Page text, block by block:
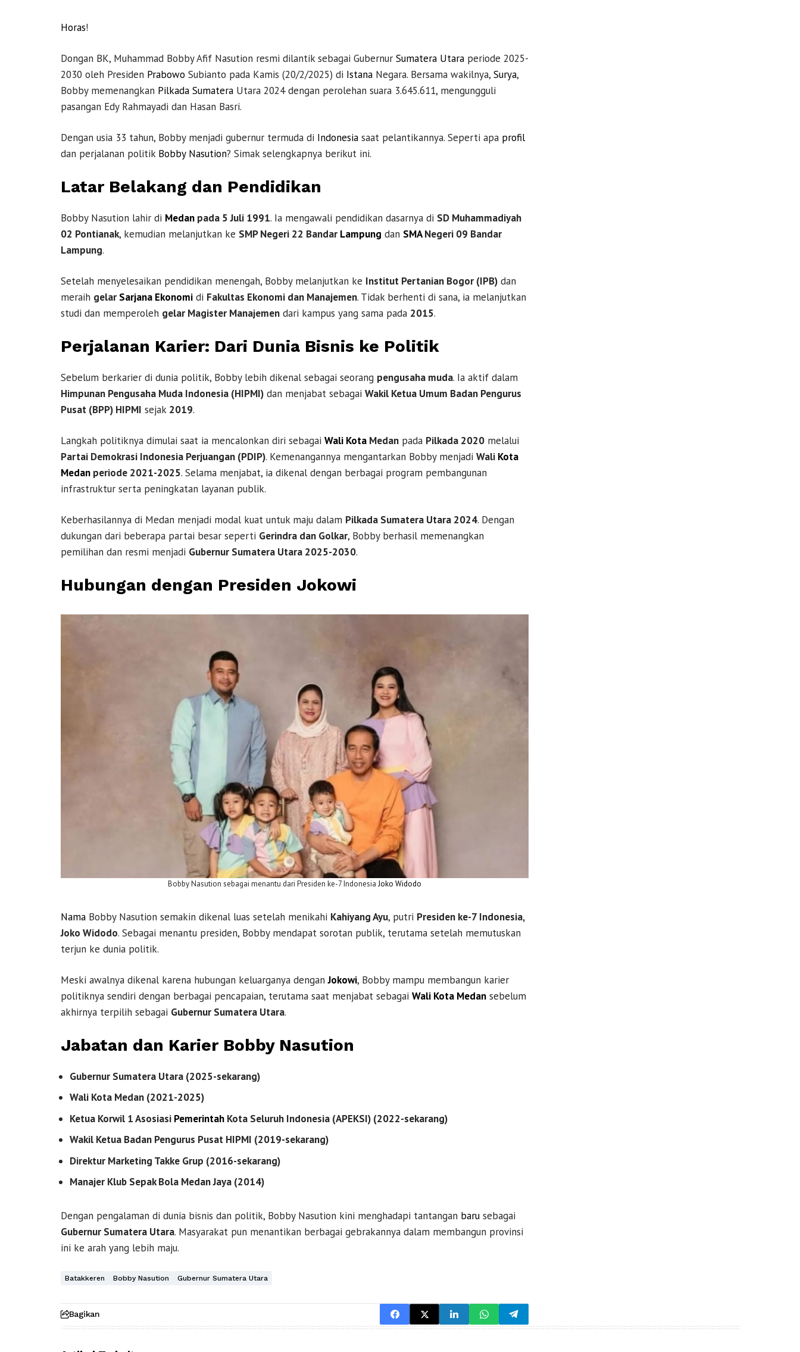
Horas!
Dongan BK, Muhammad Bobby Afif Nasution resmi dilantik sebagai Gubernur Sumatera Utara periode 2025-
2030 oleh Presiden Prabowo Subianto pada Kamis (20/2/2025) di Istana Negara. Bersama wakilnya, Surya,
Bobby memenangkan Pilkada Sumatera Utara 2024 dengan perolehan suara 3.645.611, mengungguli
pasangan Edy Rahmayadi dan Hasan Basri.
Dengan usia 33 tahun, Bobby menjadi gubernur termuda di Indonesia saat pelantikannya. Seperti apa profil
dan perjalanan politik Bobby Nasution? Simak selengkapnya berikut ini.
Latar Belakang dan Pendidikan
Bobby Nasution lahir di Medan pada 5 Juli 1991. Ia mengawali pendidikan dasarnya di SD Muhammadiyah
02 Pontianak, kemudian melanjutkan ke SMP Negeri 22 Bandar Lampung dan SMANegeri 09 Bandar
Lampung.
Setelah menyelesaikan pendidikan menengah, Bobby melanjutkan ke Institut Pertanian Bogor (IPB) dan
meraih gelar Sarjana Ekonomi di Fakultas Ekonomi dan Manajemen. Tidak berhenti di sana, ia melanjutkan
studi dan memperoleh gelar Magister Manajemen dari kampus yang sama pada 2015.
Perjalanan Karier: Dari Dunia Bisnis ke Politik
Sebelum berkarier di dunia politik, Bobby lebih dikenal sebagai seorang pengusaha muda. Ia aktif dalam
Himpunan Pengusaha Muda Indonesia (HIPMI) dan menjabat sebagai Wakil Ketua Umum Badan Pengurus
Pusat (BPP) HIPMI sejak 2019.
Langkah politiknya dimulai saat ia mencalonkan diri sebagai Wali Kota Medan pada Pilkada 2020 melalui
Partai Demokrasi Indonesia Perjuangan (PDIP). Kemenangannya mengantarkan Bobby menjadi Wali Kota
Medan periode 2021-2025. Selama menjabat, ia dikenal dengan berbagai program pembangunan
infrastruktur serta peningkatan layanan publik.
Keberhasilannya di Medan menjadi modal kuat untuk maju dalam Pilkada Sumatera Utara 2024. Dengan
dukungan dari beberapa partai besar seperti Gerindra dan Golkar, Bobby berhasil memenangkan
pemilihan dan resmi menjadi Gubernur Sumatera Utara 2025-2030.
Hubungan dengan Presiden Jokowi
Bobby Nasution sebagai menantu dari Presiden ke-7 Indonesia Joko Widodo
Nama Bobby Nasution semakin dikenal luas setelah menikahi Kahiyang Ayu, putri Presiden ke-7 Indonesia,
Joko Widodo. Sebagai menantu presiden, Bobby mendapat sorotan publik, terutama setelah memutuskan
terjun ke dunia politik.
Meski awalnya dikenal karena hubungan keluarganya denganJokowi, Bobby mampu membangun karier
politiknya sendiri dengan berbagai pencapaian, terutama saat menjabat sebagai Wali Kota Medan sebelum
akhirnya terpilih sebagai Gubernur Sumatera Utara.
Jabatan dan Karier Bobby Nasution
Gubernur Sumatera Utara (2025-sekarang)
Wali Kota Medan (2021-2025)
Ketua Korwil 1 Asosiasi Pemerintah Kota Seluruh Indonesia (APEKSI) (2022-sekarang)
Wakil Ketua Badan Pengurus Pusat HIPMI (2019-sekarang)
Direktur Marketing Takke Grup (2016-sekarang)
Manajer Klub Sepak Bola Medan Jaya (2014)
Dengan pengalaman di dunia bisnis dan politik, Bobby Nasution kini menghadapi tantangan baru sebagai
Gubernur Sumatera Utara. Masyarakat pun menantikan berbagai gebrakannya dalam membangun provinsi
ini ke arah yang lebih maju.
Batakkeren Bobby Nasution Gubernur Sumatera Utara
Bagikan